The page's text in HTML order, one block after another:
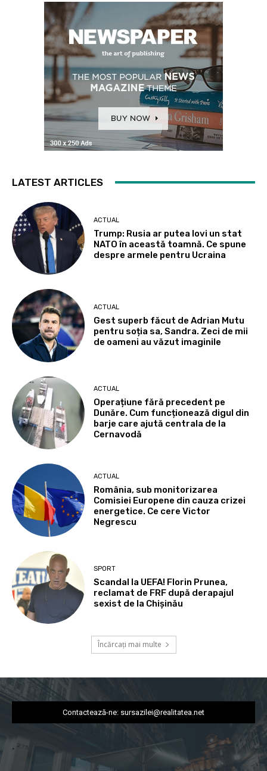
LATEST ARTICLES
ACTUAL
Trump: Rusia ar putea lovi un stat
NATO în această toamnă. Ce spune
despre armele pentru Ucraina
ACTUAL
Gest superb făcut de Adrian Mutu
pentru soția sa, Sandra. Zeci de mii
de oameni au văzut imaginile
ACTUAL
Operațiune fără precedent pe
Dunăre. Cum funcționează digul din
barje care ajută centrala de la
Cernavodă
ACTUAL
România, sub monitorizarea
Comisiei Europene din cauza crizei
energetice. Ce cere Victor
Negrescu
SPORT
Scandal la UEFA! Florin Prunea,
reclamat de FRF după derapajul
sexist de la Chișinău
Încărcați mai multe
Contactează-ne: sursazilei@realitatea.net
.